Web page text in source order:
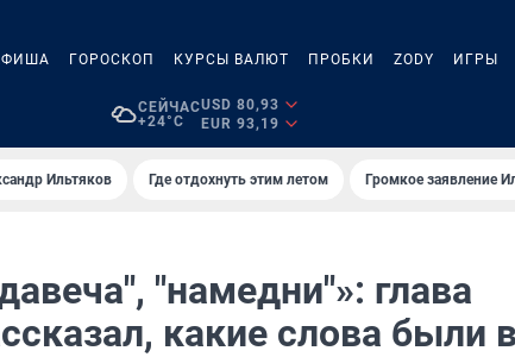
ГОРОСКОП КУРСЫ ВАЛЮТ ПРОБКИ ZODY ИГРЫ
СЕЙЧАС
+24°C
USD 80,93
EUR 93,19
Ильтяков Где отдохнуть этим летом Громкое заявление
"намедни"»: глава
какие слова были в